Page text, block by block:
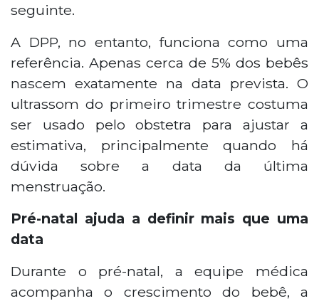
seguinte.
A DPP, no entanto, funciona como uma
referência. Apenas cerca de 5% dos bebês
nascem exatamente na data prevista. O
ultrassom do primeiro trimestre costuma
ser usado pelo obstetra para ajustar a
estimativa, principalmente quando há
dúvida sobre a data da última
menstruação.
Pré-natal ajuda a definir mais que uma
data
Durante o pré-natal, a equipe médica
acompanha o crescimento do bebê, a